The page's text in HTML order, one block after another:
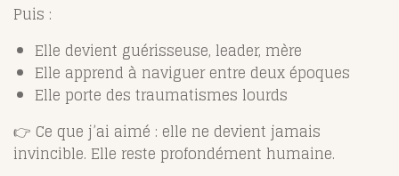
Puis :
Elle devient guérisseuse, leader, mère
Elle apprend à naviguer entre deux époques
Elle porte des traumatismes lourds
👉 Ce que j’ai aimé : elle ne devient jamais
invincible. Elle reste profondément humaine.